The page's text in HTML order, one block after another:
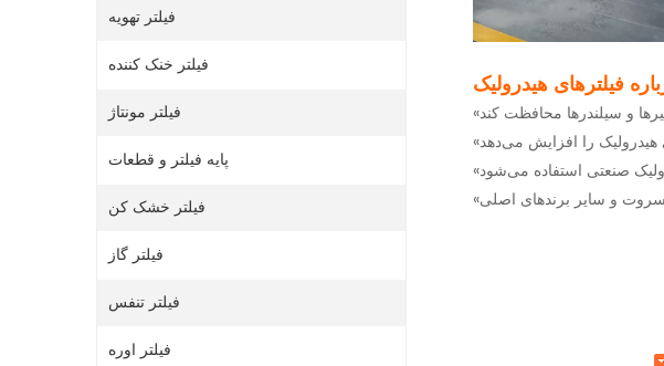
فیلتر تهویه
فیلتر خنک کننده
فیلتر مونتاژ
پایه فیلتر و قطعات
فیلتر خشک کن
فیلتر گاز
فیلتر تنفس
فیلتر اوره
فیلترهای هیدرولیک